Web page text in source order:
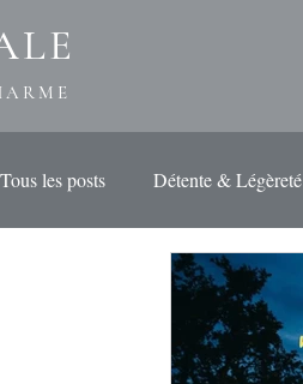
Tous les posts Détente &
Ménage Professionnel 🧺🧹🧽🧻
Appréciations du Blog ...